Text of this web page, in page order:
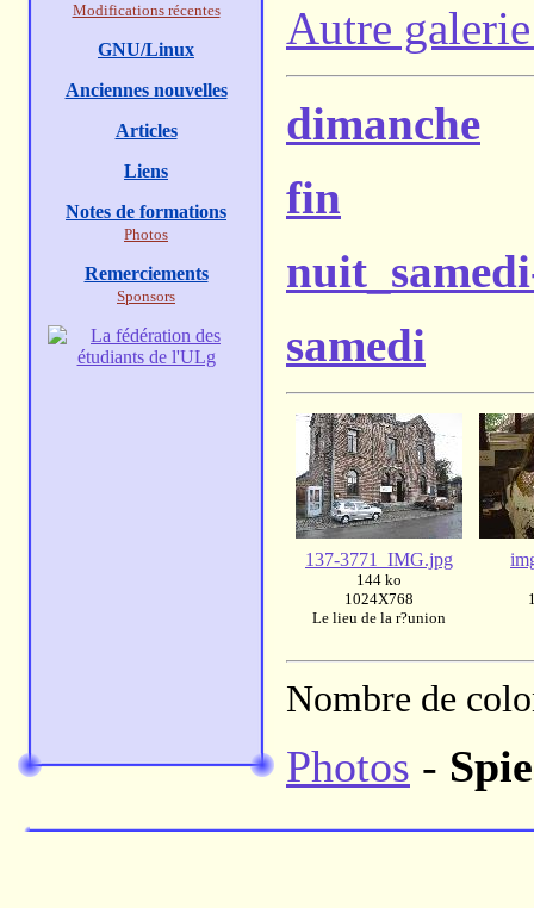
Autre
dimanche
fin
samedi
137-3771_IMG.jpg
144 ko
1024X768
Le lieu de la r?union
Nombre de
Photos -
Modifications récentes
GNU/Linux
Anciennes nouvelles
Articles
Liens
Notes de formations
Photos
Remerciements
Sponsors